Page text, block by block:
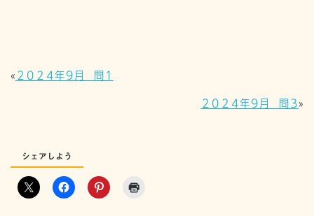
« ２０２４年９月 問１
２０２４年９月 問３»
シェアしよう